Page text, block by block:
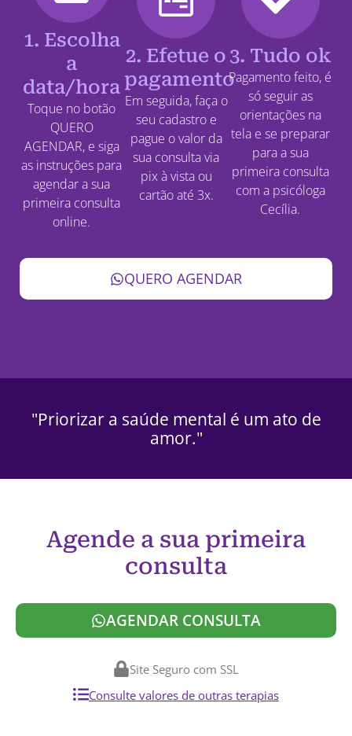
1. Escolha
a
data/hora
Toque no botão
QUERO
AGENDAR, e siga
as instruções para
agendar a sua
primeira consulta
online.
2. Efetue o
pagamento
Em seguida, faça o
seu cadastro e
pague o valor da
sua consulta via
pix à vista ou
cartão até 3x.
3. Tudo ok
Pagamento feito, é
só seguir as
orientações na
tela e se preparar
para a sua
primeira consulta
com a psicóloga
Cecília.
QUERO AGENDAR
"Priorizar a saúde mental é um ato de
amor."
Agende a sua primeira
consulta
AGENDAR CONSULTA
Site Seguro com SSL
Consulte valores de outras terapias